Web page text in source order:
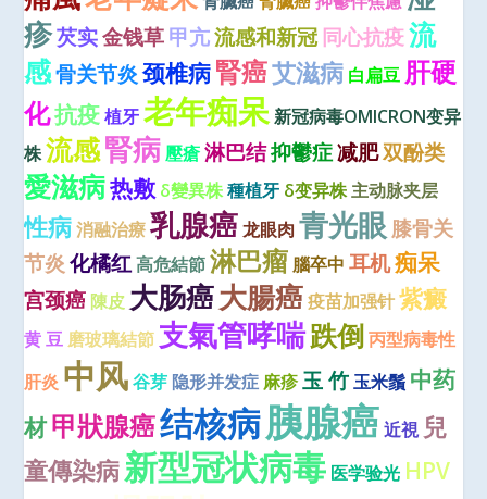
疹芡实金钱草甲亢流感和新冠同心抗疫流
感骨关节炎 颈椎病腎癌艾滋病 白扁豆 肝硬
化抗疫 植牙 老年痴呆新冠病毒OMICRON变异
株流感腎病 壓瘡 淋巴结抑鬱症减肥双酚类
愛滋病热敷 δ變異株種植牙 δ变异株主动脉夹层
性病 消融治療 乳腺癌 龙眼肉 青光眼 膝骨关
节炎 化橘红 高危結節 淋巴瘤 腦卒中 耳机痴呆
宫颈癌 陳皮 大肠癌大腸癌 疫苗加强针紫癜
黄 豆 磨玻璃結節 支氣管哮喘跌倒 丙型病毒性
肝炎 中风 谷芽 隐形并发症 麻疹玉 竹 玉米鬚 中药
材甲狀腺癌结核病胰腺癌 近視 兒
童傳染病新型冠状病毒 医学验光 HPV